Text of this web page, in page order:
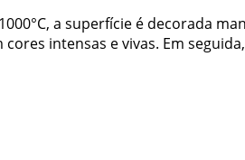
a superfície é decorada
intensas e vivas. Em